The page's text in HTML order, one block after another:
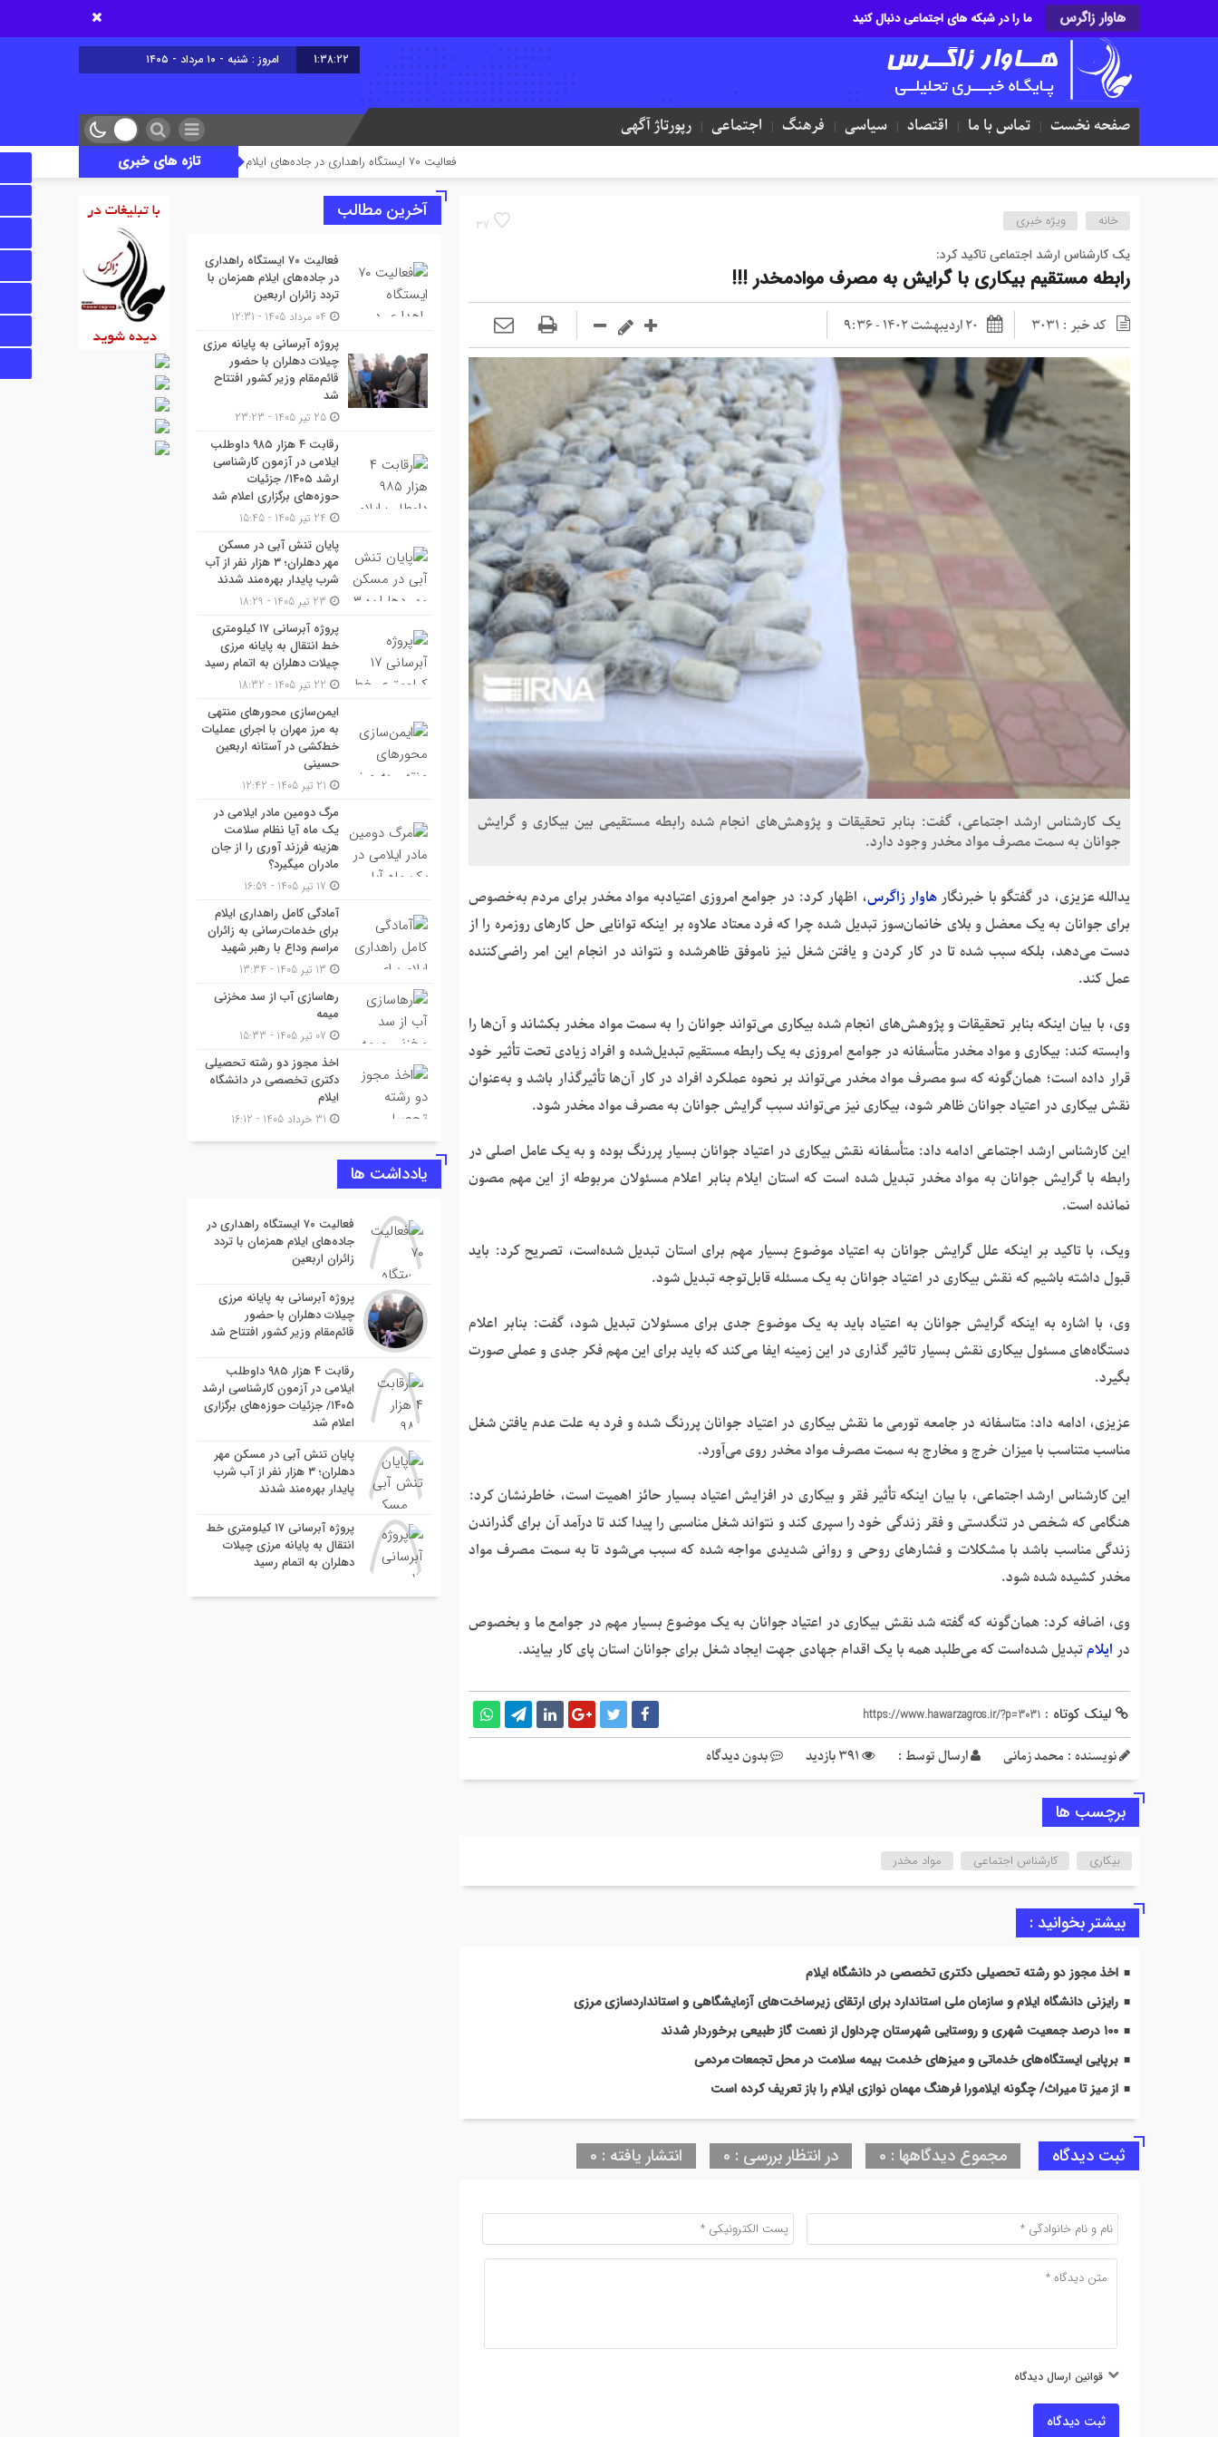
هاوار زاگرس ما را در شبکه های اجتماعی دنبال کنید
1:38:23 امروز : شنبه - ۱۰ مرداد - ۱۴۰۵
صفحه نخست تماس با ما اقتصاد سیاسی فرهنگ اجتماعی
رپورتاژ آگهی
تازه های خبریپروژه آبرسانی به پایانه
37 خانه ویژه خبری
یک کارشناس ارشد اجتماعی تاکید کرد:
رابطه مستقیم بیکاری با گرایش به مصرف موادمخدر !!!
کد خبر : 3031 20 اردیبهشت 1402 - 9:36
یک کارشناس ارشد اجتماعی، گفت: بنابر تحقیقات و پژوهش‌های انجام شده رابطه مستقیمی بین بیکاری و گرایش
جوانان به سمت مصرف مواد مخدر وجود دارد.
یدالله عزیزی، در گفتگو با خبرنگار هاوار زاگرس، اظهار کرد: در جوامع امروزی اعتیادبه مواد مخدر برای مردم به‌خصوص
برای جوانان به یک معضل و بلای خانمان‌سوز تبدیل شده چرا که فرد معتاد علاوه بر اینکه توانایی حل کارهای روزمره را از
دست می‌دهد، بلکه سبب شده تا در کار کردن و یافتن شغل نیز ناموفق ظاهرشده و نتواند در انجام این امر راضی‌کننده
عمل کند.
وی، با بیان اینکه بنابر تحقیقات و پژوهش‌های انجام شده بیکاری می‌تواند جوانان را به سمت مواد مخدر بکشاند و آن‌ها را
وابسته کند: بیکاری و مواد مخدر متأسفانه در جوامع امروزی به یک رابطه مستقیم تبدیل‌شده و افراد زیادی تحت تأثیر خود
قرار داده است؛ همان‌گونه که سو مصرف مواد مخدر می‌تواند بر نحوه عملکرد افراد در کار آن‌ها تأثیرگذار باشد و به‌عنوان
نقش بیکاری در اعتیاد جوانان ظاهر شود، بیکاری نیز می‌تواند سبب گرایش جوانان به مصرف مواد مخدر شود.
این کارشناس ارشد اجتماعی ادامه داد: متأسفانه نقش بیکاری در اعتیاد جوانان بسیار پررنگ بوده و به یک عامل اصلی در
رابطه با گرایش جوانان به مواد مخدر تبدیل شده است که استان ایلام بنابر اعلام مسئولان مربوطه از این مهم مصون
نمانده است.
ویک، با تاکید بر اینکه علل گرایش جوانان به اعتیاد موضوع بسیار مهم برای استان تبدیل‌ شده‌است، تصریح کرد: باید
قبول داشته باشیم که نقش بیکاری در اعتیاد جوانان به یک مسئله قابل‌توجه تبدیل شود.
وی، با اشاره به اینکه گرایش جوانان به اعتیاد باید به یک موضوع جدی برای مسئولان تبدیل شود، گفت: بنابر اعلام
دستگاه‌های مسئول بیکاری نقش بسیار تاثیر گذاری در این زمینه ایفا می‌کند که باید برای این مهم فکر جدی و عملی صورت
بگیرد.
عزیزی، ادامه داد: متاسفانه در جامعه تورمی ما نقش بیکاری در اعتیاد جوانان پررنگ شده و فرد به علت عدم یافتن شغل
مناسب متناسب با میزان خرج و مخارج به سمت مصرف مواد مخدر روی می‌آورد.
این کارشناس ارشد اجتماعی، با بیان اینکه تأثیر فقر و بیکاری در افزایش اعتیاد بسیار حائز اهمیت است، خاطرنشان کرد:
هنگامی‌ که شخص در تنگدستی و فقر زندگی خود را سپری کند و نتواند شغل مناسبی را پیدا کند تا درآمد آن برای گذراندن
زندگی مناسب باشد با مشکلات و فشارهای روحی و روانی شدیدی مواجه شده که سبب می‌شود تا به سمت مصرف مواد
مخدر کشیده شده شود.
وی، اضافه کرد: همان‌گونه که گفته شد نقش بیکاری در اعتیاد جوانان به یک موضوع بسیار مهم در جوامع ما و بخصوص
در ایلامتبدیل ‌شده‌است که می‌طلبد همه با یک اقدام جهادی جهت ایجاد شغل برای جوانان استان پای کار بیایند.
لینک کوتاه : https://www.hawarzagros.ir/?p=3031
نویسنده : محمد زمانی ارسال توسط : بدون دیدگاه
برچسب ها
بیکاری کارشناس اجتماعی مواد مخدر
بیشتر بخوانید :
اخذ مجوز دو رشته تحصیلی دکتری تخصصی در دانشگاه ایلام
رایزنی دانشگاه ایلام و سازمان ملی استاندارد برای ارتقای زیرساخت‌های آزمایشگاهی و استانداردسازی مرزی
۱۰۰ درصد جمعیت شهری و روستایی شهرستان چرداول از نعمت گاز طبیعی برخوردار شدند
برپایی ایستگاه‌های خدماتی و میزهای خدمت بیمه سلامت در محل تجمعات مردمی
از میز تا میراث/ چگونه ایلامورا فرهنگ مهمان نوازی ایلام را باز تعریف کرده است
ثبت دیدگاه مجموع دیدگاهها : 0 در انتظار بررسی : 0 انتشار یافته : 0
قوانین ارسال دیدگاه
ثبت دیدگاه
آخرین مطالب
فعالیت ۷۰ ایستگاه راهداری
در جاده‌های ایلام همزمان با
تردد زائران اربعین
پروژه آبرسانی به پایانه مرزی
چیلات دهلران با حضور
قائم‌مقام وزیر کشور افتتاح
شد
رقابت ۴ هزار ۹۸۵ داوطلب
ایلامی در آزمون کارشناسی
ارشد ۱۴۰۵/ جزئیات
حوزه‌های برگزاری اعلام شد
پایان تنش آبی در مسکن
مهر دهلران؛ ۳ هزار نفر از آب
شرب پایدار بهره‌مند شدند
پروژه آبرسانی ۱۷ کیلومتری
خط انتقال به پایانه مرزی
چیلات دهلران به اتمام رسید
ایمن‌سازی محورهای منتهی
به مرز مهران با اجرای عملیات
خط‌کشی در آستانه اربعین
حسینی
مرگ دومین مادر ایلامی در
یک ماه آیا نظام سلامت
هزینه فرزند آوری را از جان
مادران میگیرد؟
آمادگی کامل راهداری ایلام
برای خدمات‌رسانی به زائران
مراسم وداع با رهبر شهید
رهاسازی آب از سد مخزنی
میمه
اخذ مجوز دو رشته تحصیلی
دکتری تخصصی در دانشگاه
ایلام
یادداشت ها
فعالیت ۷۰ ایستگاه راهداری در
جاده‌های ایلام همزمان با تردد
زائران اربعین
پروژه آبرسانی به پایانه مرزی
چیلات دهلران با حضور
قائم‌مقام وزیر کشور افتتاح شد
رقابت ۴ هزار ۹۸۵ داوطلب
ایلامی در آزمون کارشناسی ارشد
۱۴۰۵/ جزئیات حوزه‌های برگزاری
اعلام شد
پایان تنش آبی در مسکن مهر
دهلران؛ ۳ هزار نفر از آب شرب
پایدار بهره‌مند شدند
پروژه آبرسانی ۱۷ کیلومتری خط
انتقال به پایانه مرزی چیلات
دهلران به اتمام رسید